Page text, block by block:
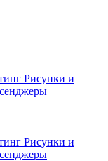
Рисунки и
Рисунки и